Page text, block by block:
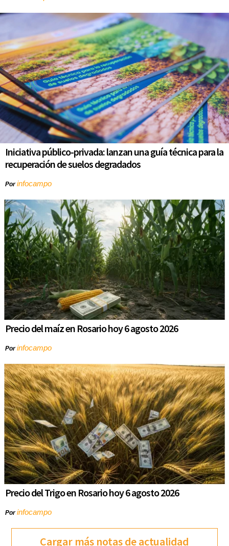
Iniciativa público-privada: lanzan una guía técnica para la
recuperación de suelos degradados
Porinfocampo
Precio del maíz en Rosario hoy 6 agosto 2026
Porinfocampo
Precio del Trigo en Rosario hoy 6 agosto 2026
Porinfocampo
Cargar más notas de actualidad